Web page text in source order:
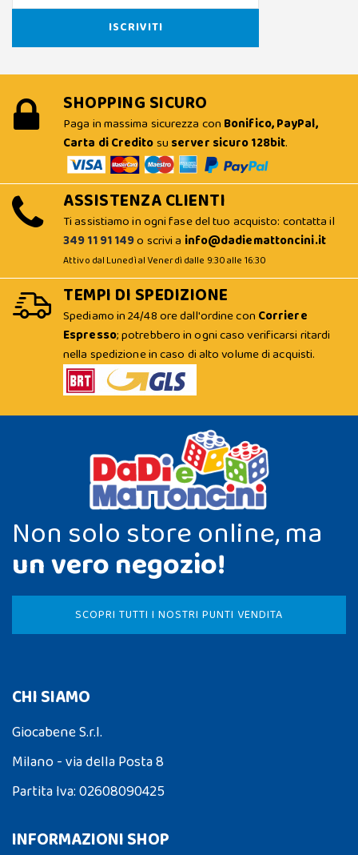
SHOPPING SICURO
Paga in massima sicurezza con Bonifico, PayPal,
Carta di Creditosu server sicuro 128bit.
ASSISTENZA CLIENTI
Ti assistiamo in ogni fase del tuo acquisto: contatta il
349 11 91 149o scrivi a info@dadiemattoncini.it
Attivo dal Lunedì al Venerdì dalle 9:30 alle 16:30
TEMPI DI SPEDIZIONE
Spediamo in 24/48 ore dall'ordine con Corriere
Espresso; potrebbero in ogni caso verificarsi ritardi
nella spedizione in caso di alto volume di acquisti.
Non solo store online, ma
un vero negozio!
SCOPRI TUTTI I NOSTRI PUNTI VENDITA
CHI SIAMO
Giocabene S.r.l.
Milano - via della Posta 8
Partita Iva: 02608090425
INFORMAZIONI SHOP